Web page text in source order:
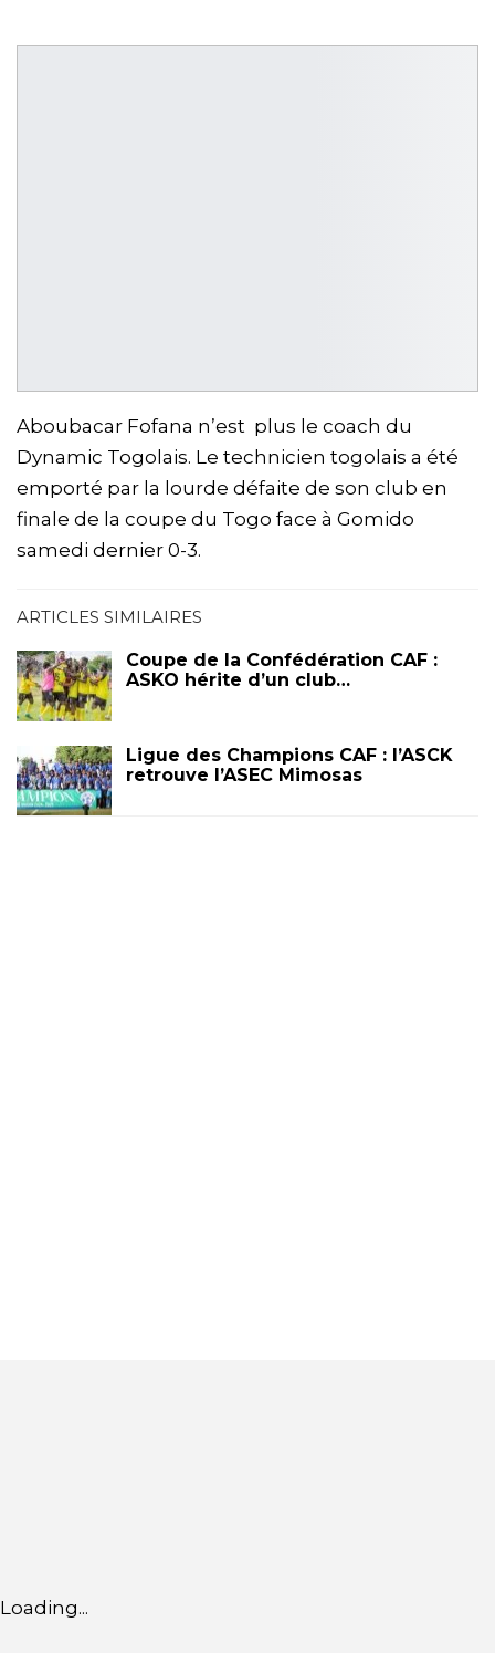
Aboubacar Fofana n’est plus le coach du
Dynamic Togolais. Le technicien togolais a été
emporté par la lourde défaite de son club en
finale de la coupe du Togo face à Gomido
samedi dernier 0-3.
ARTICLES SIMILAIRES
Coupe de la Confédération CAF :
ASKO hérite d’un club…
Ligue des Champions CAF : l’ASCK
retrouve l’ASEC Mimosas
Loading...